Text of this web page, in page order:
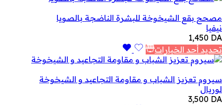
مصحح بقع الشيخوخة للبشرة الناضجة بالصويا
نيفيا
1,450 DA
تحديد أحد الخيارات
سيروم تعزيز الشباب و مقاومة التجاعيد و الشيخوخة
لوريال
3,500 DA